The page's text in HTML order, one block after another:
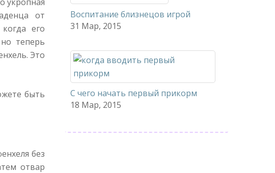
от
его
теперь
Это
быть
без
отвар
Воспитание близнецов игрой
31 Мар, 2015
С чего начать первый прикорм
18 Мар, 2015